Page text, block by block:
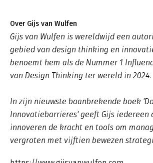
Over Gijs van Wulfen
Gijs van Wulfen is wereldwijd een
gebied van design thinking en
benoemt hem als de Nummer 1
van Design Thinking ter wereld in 2024.
In zijn nieuwste baanbrekende boek
Innovatiebarriëres' geeft Gijs iedereen
innoveren de kracht en tools om
vergroten met vijftien bewezen